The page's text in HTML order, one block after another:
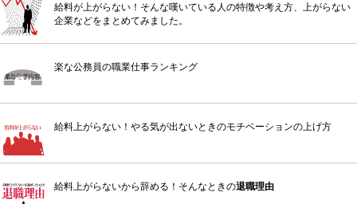
給料が上がらない！そんな嘆いている人の特徴や考え方、上がらない
企業などをまとめてみました。
楽な公務員の職業仕事ランキング
給料上がらない！やる気が出ないときのモチベーションの上げ方
給料上がらないから辞める！そんなときの退職理由